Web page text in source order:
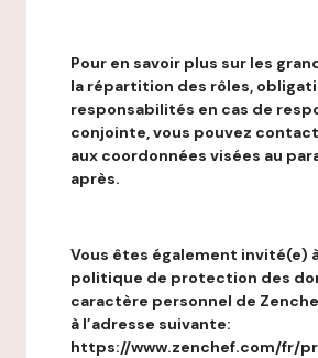
Pour en savoir plus sur les
la répartition des rôles,
responsabilités en cas de
conjointe, vous pouvez
aux coordonnées visées au
après.
Vous êtes également invité(e)
politique de protection des
caractère personnel de
à l’adresse suivante:
https://www.zenchef.com/fr/